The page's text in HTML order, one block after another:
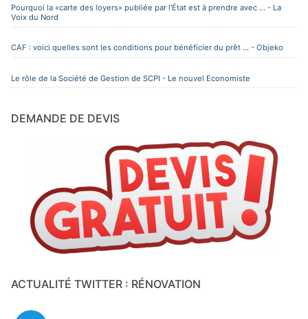
Pourquoi la «carte des loyers» publiée par l'État est à prendre avec ... - La
Voix du Nord
CAF : voici quelles sont les conditions pour bénéficier du prêt ... - Objeko
Le rôle de la Société de Gestion de SCPI - Le nouvel Economiste
DEMANDE DE DEVIS
ACTUALITÉ TWITTER : RÉNOVATION